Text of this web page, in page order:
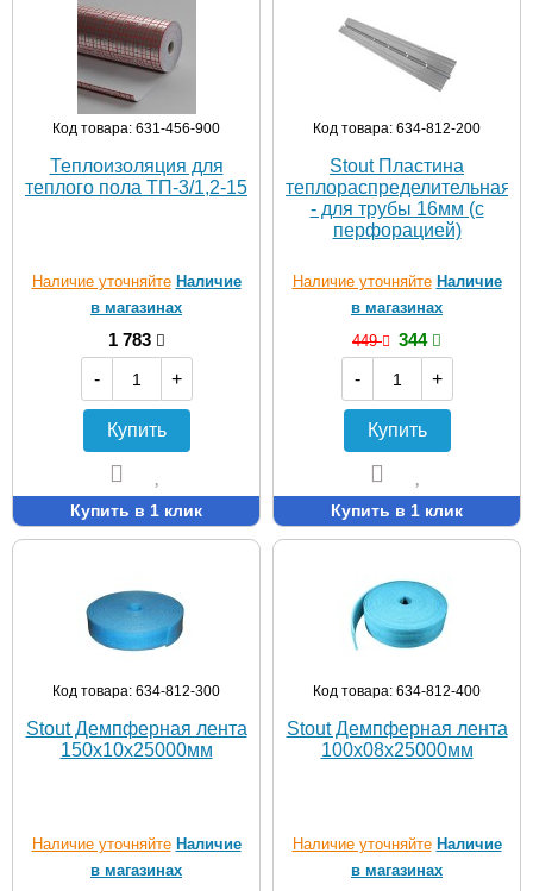
Код товара: 631-456-900
Теплоизоляция для
теплого пола ТП-3/1,2-15
Наличие уточняйте Наличие
в магазинах
1 783
-
+
Купить
Купить в 1 клик
Код товара: 634-812-200
Stout Пластина
теплораспределительная
- для трубы 16мм (с
перфорацией)
Наличие уточняйте Наличие
в магазинах
449
344
-
+
Купить
Купить в 1 клик
Код товара: 634-812-300
Stout Демпферная лента
150х10х25000мм
Наличие уточняйте Наличие
в магазинах
Код товара: 634-812-400
Stout Демпферная лента
100х08х25000мм
Наличие уточняйте Наличие
в магазинах